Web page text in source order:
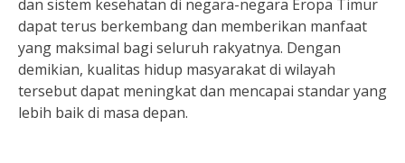
dan sistem kesehatan di negara-negara Eropa Timur
dapat terus berkembang dan memberikan manfaat
yang maksimal bagi seluruh rakyatnya. Dengan
demikian, kualitas hidup masyarakat di wilayah
tersebut dapat meningkat dan mencapai standar yang
lebih baik di masa depan.